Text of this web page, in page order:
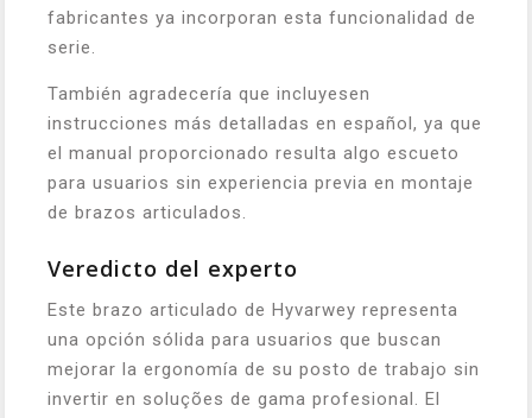
fabricantes ya incorporan esta funcionalidad de
serie.
También agradecería que incluyesen
instrucciones más detalladas en español, ya que
el manual proporcionado resulta algo escueto
para usuarios sin experiencia previa en montaje
de brazos articulados.
Veredicto del experto
Este brazo articulado de Hyvarwey representa
una opción sólida para usuarios que buscan
mejorar la ergonomía de su posto de trabajo sin
invertir en soluções de gama profesional. El